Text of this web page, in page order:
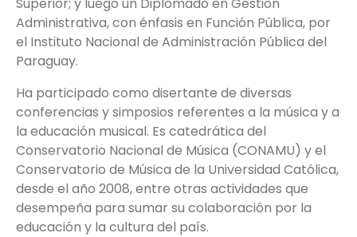
Administrativa, con énfasis en Función Pública, por
el Instituto Nacional de Administración Pública del
Paraguay.
Ha participado como disertante de diversas
conferencias y simposios referentes a la música y a
la educación musical. Es catedrática del
Conservatorio Nacional de Música (CONAMU) y el
Conservatorio de Música de la Universidad Católica,
desde el año 2008, entre otras actividades que
desempeña para sumar su colaboración por la
educación y la cultura del país.